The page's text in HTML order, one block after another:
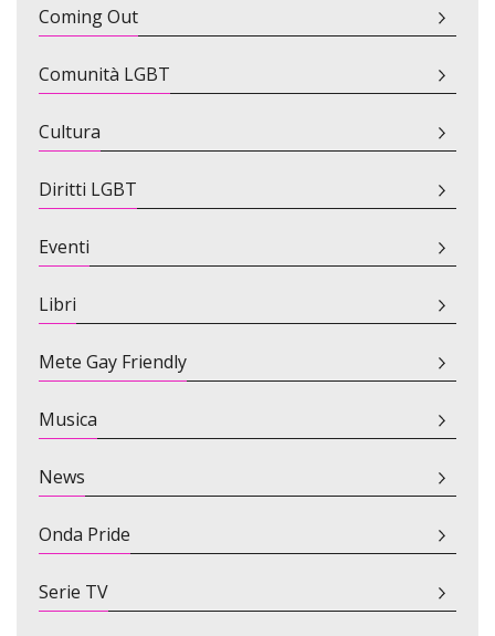
Coming Out
Comunità LGBT
Cultura
Diritti LGBT
Eventi
Libri
Mete Gay Friendly
Musica
News
Onda Pride
Serie TV